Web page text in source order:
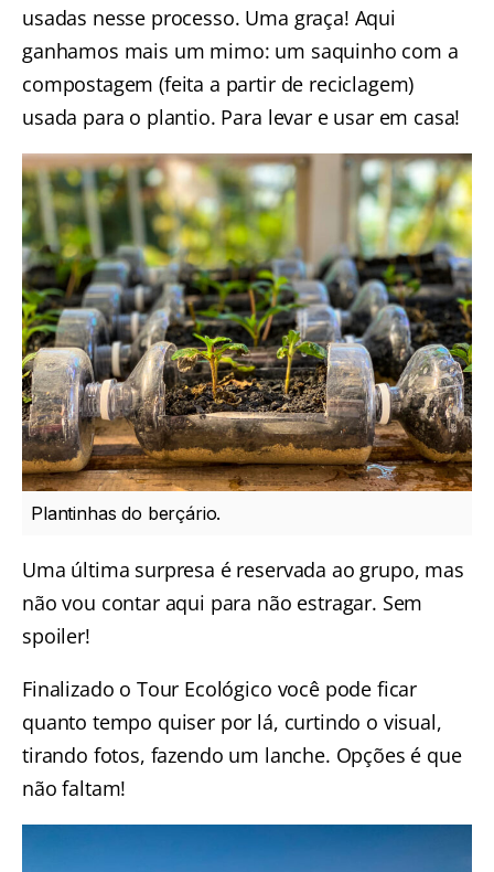
usadas nesse processo. Uma graça! Aqui
ganhamos mais um mimo: um saquinho com a
compostagem (feita a partir de reciclagem)
usada para o plantio. Para levar e usar em casa!
Plantinhas do berçário.
Uma última surpresa é reservada ao grupo, mas
não vou contar aqui para não estragar. Sem
spoiler!
Finalizado o Tour Ecológico você pode ficar
quanto tempo quiser por lá, curtindo o visual,
tirando fotos, fazendo um lanche. Opções é que
não faltam!